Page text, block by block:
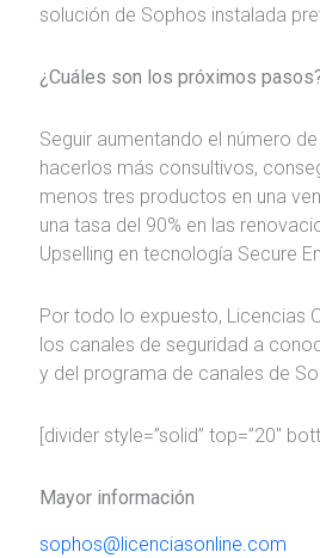
solución de Sophos instalada
¿Cuáles son los próximos
Seguir aumentando el número
hacerlos más consultivos,
menos tres productos en una
una tasa del 90% en las
Upselling en tecnología Secure
Por todo lo expuesto, Licencias
los canales de seguridad a
y del programa de canales de
[divider style=”solid” top=”20″
Mayor información
sophos@licenciasonline.com